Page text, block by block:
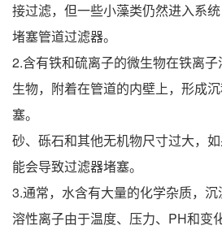
接过滤，但一些小藻类仍然进入系
堵塞管道过滤器。
2.含有铁和硫离子的微生物在铁离
生物，附着在管道的内壁上，形成
塞。
砂、砾石和其他无机物尺寸过大，
能会导致过滤器堵塞。
3.通常，水含有大量的化学杂质，
溶性离子由于温度、压力、PH和变